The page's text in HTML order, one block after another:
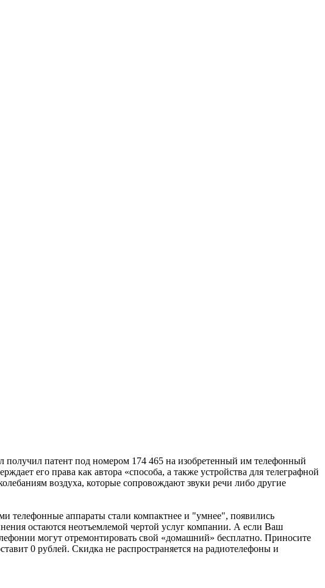
получил патент под номером 174 465 на изобретенный им телефонный
его права как автора «способа, а также устройства для телеграфной
воздуха, которые сопровождают звуки речи либо другие
телефонные аппараты стали компактнее и "умнее", появились
остаются неотъемлемой чертой услуг компании. А если Ваш
могут отремонтировать свой «домашний» бесплатно. Приносите
0 рублей. Скидка не распространяется на радиотелефоны и